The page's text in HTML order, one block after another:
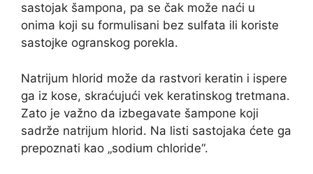
sastojak šampona, pa se čak može naći u
onima koji su formulisani bez sulfata ili koriste
sastojke ogranskog porekla.
Natrijum hlorid može da rastvori keratin i ispere
ga iz kose, skraćujući vek keratinskog tretmana.
Zato je važno da izbegavate šampone koji
sadrže natrijum hlorid. Na listi sastojaka ćete ga
prepoznati kao „sodium chloride“.